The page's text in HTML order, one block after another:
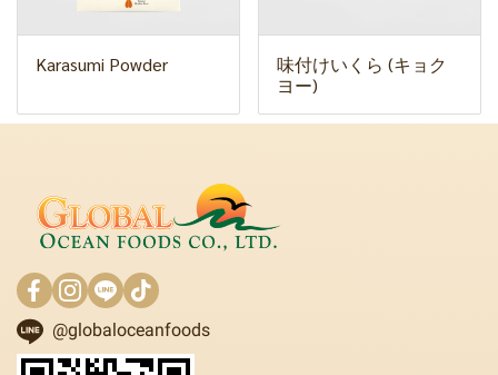
Karasumi Powder
味付けいくら (キョク
ヨー)
@globaloceanfoods